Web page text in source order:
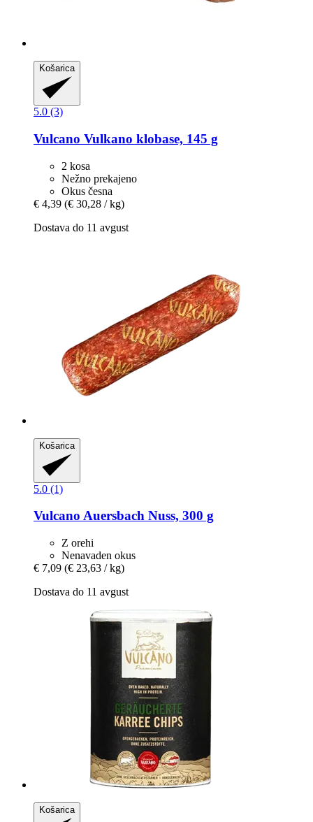
Košarica
5.0 (3)
Vulcano Vulkano klobase, 145 g
2 kosa
Nežno prekajeno
Okus česna
€ 4,39 (€ 30,28 / kg)
Dostava do 11 avgust
Košarica
5.0 (1)
Vulcano Auersbach Nuss, 300 g
Z orehi
Nenavaden okus
€ 7,09 (€ 23,63 / kg)
Dostava do 11 avgust
Košarica